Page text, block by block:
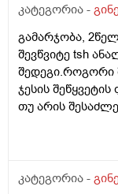
კატეგორია -
გამარჯობა,
შევწვიტე tsh
შედეგი.როგორი
ჯესის
თუ არის
კატეგორია -